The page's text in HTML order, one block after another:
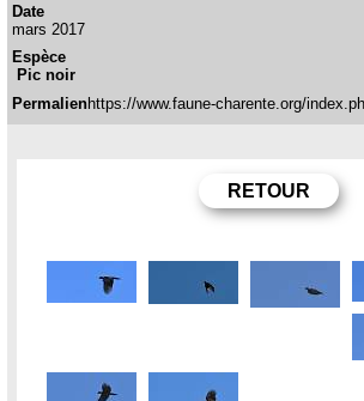
Date
mars 2017
Espèce
Pic noir
Permalien